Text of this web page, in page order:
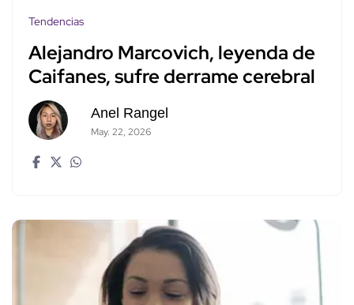
Tendencias
Alejandro Marcovich, leyenda de
Caifanes, sufre derrame cerebral
Anel Rangel
May. 22, 2026